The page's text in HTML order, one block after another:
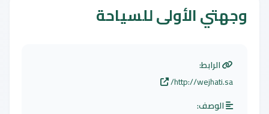
وجهتي الأولى للسياحة
الرابط:
http://wejhati.sa/
الوصف: